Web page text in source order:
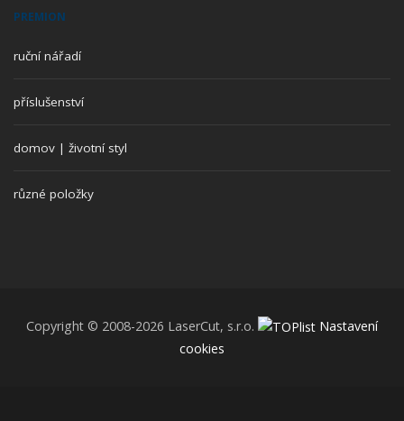
PREMION
ruční nářadí
příslušenství
domov | životní styl
různé položky
Copyright © 2008-2026 LaserCut, s.r.o.
Nastavení
cookies